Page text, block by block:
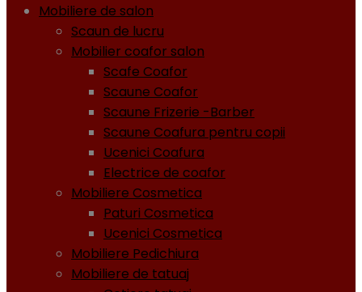
Mobiliere de salon
Scaun de lucru
Mobilier coafor salon
Scafe Coafor
Scaune Coafor
Scaune Frizerie -Barber
Scaune Coafura pentru copii
Ucenici Coafura
Electrice de coafor
Mobiliere Cosmetica
Paturi Cosmetica
Ucenici Cosmetica
Mobiliere Pedichiura
Mobiliere de tatuaj